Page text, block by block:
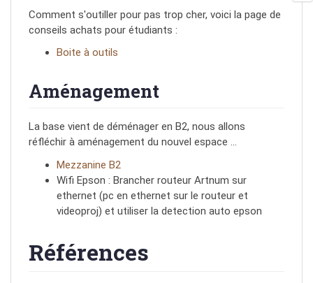
Comment s'outiller pour pas trop cher, voici la page de
conseils achats pour étudiants :
Boite à outils
Aménagement
La base vient de déménager en B2, nous allons
réfléchir à aménagement du nouvel espace …
Mezzanine B2
Wifi Epson : Brancher routeur Artnum sur
ethernet (pc en ethernet sur le routeur et
videoproj) et utiliser la detection auto epson
Références